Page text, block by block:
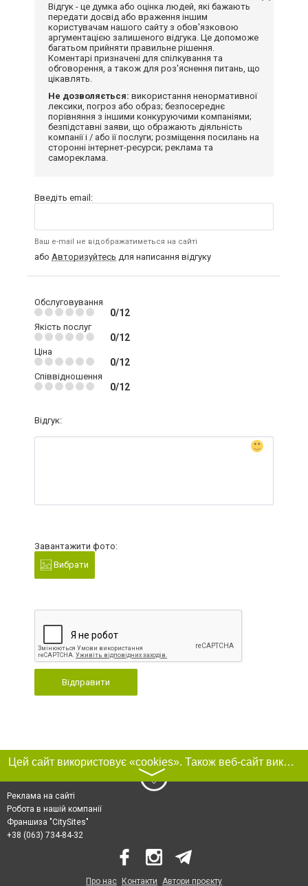
Відгук - це думка або оцінка людей, які бажають
передати досвід або враження іншим
користувачам нашого сайту з обов'язковою
аргументацією залишеного відгука. Це допоможе
багатьом прийняти правильне рішення.
Коментарі призначені для спілкування та
обговорення, а також для роз'яснення питань, що
цікавлять.
Не дозволяється: використання ненормативної
лексики, погроз або образ; безпосереднє
порівняння з іншими конкуруючими компаніями;
безпідставні заяви, що ображають діяльність
компанії і / або її послуги; розміщення посилань на
сторонні інтернет-ресурси; реклама та
самореклама.
Введіть email:
Ваш e-mail не відображатиметься на сайті
або Авторизуйтесь для написання відгуку
Обслуговування
0/12
Якість послуг
0/12
Ціна
0/12
Співвідношення
0/12
Відгук:
Завантажити фото:
Вибрати
Відправити
Цей сайт використовує «cookies». Також веб-сайт використовує інтернет-сервіс для збору технічних даних стосовно відвідувачів з метою отримання маркетингової та статистичної інформації. Умови обробки даних відвідувачів сайту див.
〉
Реклама на сайті
Робота в нашій компанії
Франшиза "CitySites"
+38 (063) 734-84-32
Про нас Контакти Автори проєкту